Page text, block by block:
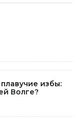
избы:
Волге?